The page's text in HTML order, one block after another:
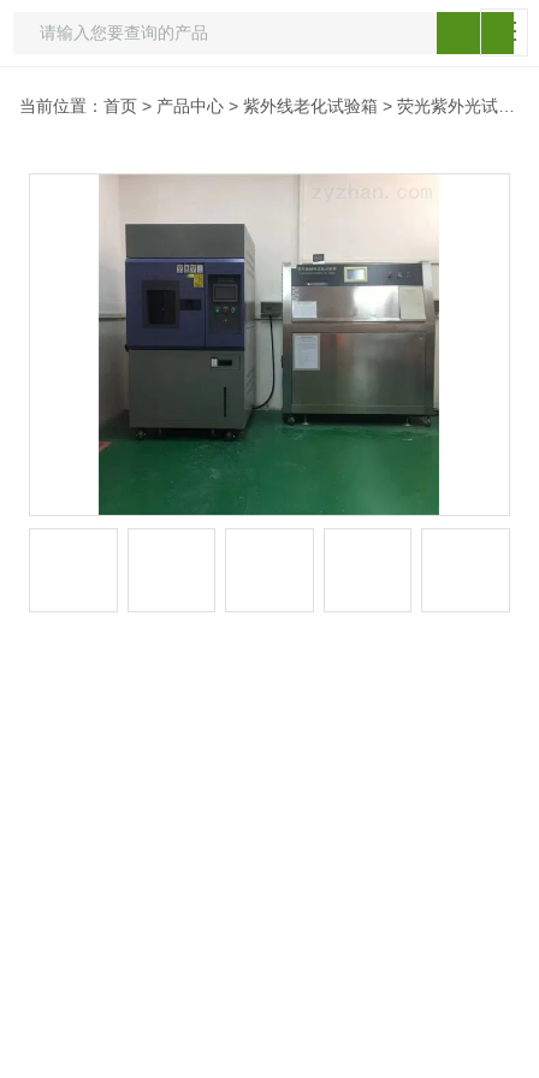
当前位置：首页 > 产品中心 >紫外线老化试验箱 >荧光紫外光试验箱